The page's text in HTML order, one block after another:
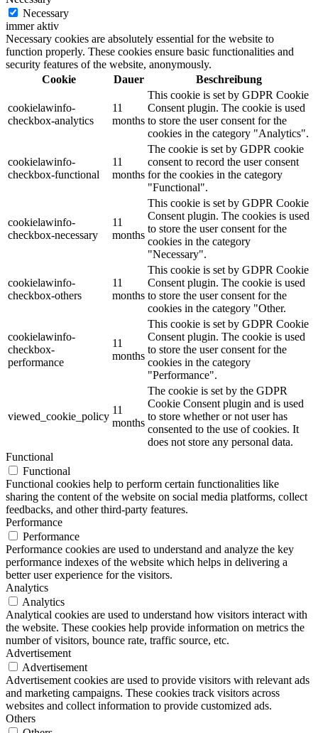
Necessary
immer aktiv
Necessary cookies are absolutely essential for the website to
function properly. These cookies ensure basic functionalities and
security features of the website, anonymously.
Cookie
Dauer Beschreibung
cookielawinfo-
checkbox-analytics
11
months
This cookie is set by GDPR Cookie
Consent plugin. The cookie is used
to store the user consent for the
cookies in the category "Analytics".
cookielawinfo-
checkbox-functional
11
months
The cookie is set by GDPR cookie
consent to record the user consent
for the cookies in the category
"Functional".
cookielawinfo-
checkbox-necessary
11
months
This cookie is set by GDPR Cookie
Consent plugin. The cookies is used
to store the user consent for the
cookies in the category
"Necessary".
cookielawinfo-
checkbox-others
11
months
This cookie is set by GDPR Cookie
Consent plugin. The cookie is used
to store the user consent for the
cookies in the category "Other.
cookielawinfo-
checkbox-
performance
11
months
This cookie is set by GDPR Cookie
Consent plugin. The cookie is used
to store the user consent for the
cookies in the category
"Performance".
viewed_cookie_policy
11
months
The cookie is set by the GDPR
Cookie Consent plugin and is used
to store whether or not user has
consented to the use of cookies. It
does not store any personal data.
Functional
Functional
Functional cookies help to perform certain functionalities like
sharing the content of the website on social media platforms, collect
feedbacks, and other third-party features.
Performance
Performance
Performance cookies are used to understand and analyze the key
performance indexes of the website which helps in delivering a
better user experience for the visitors.
Analytics
Analytics
Analytical cookies are used to understand how visitors interact with
the website. These cookies help provide information on metrics the
number of visitors, bounce rate, traffic source, etc.
Advertisement
Advertisement
Advertisement cookies are used to provide visitors with relevant ads
and marketing campaigns. These cookies track visitors across
websites and collect information to provide customized ads.
Others